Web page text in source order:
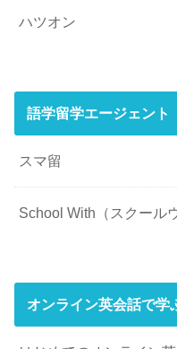
ハツオン
語学留学エージェント
スマ留
School With（スクール
オンライン英会話で学